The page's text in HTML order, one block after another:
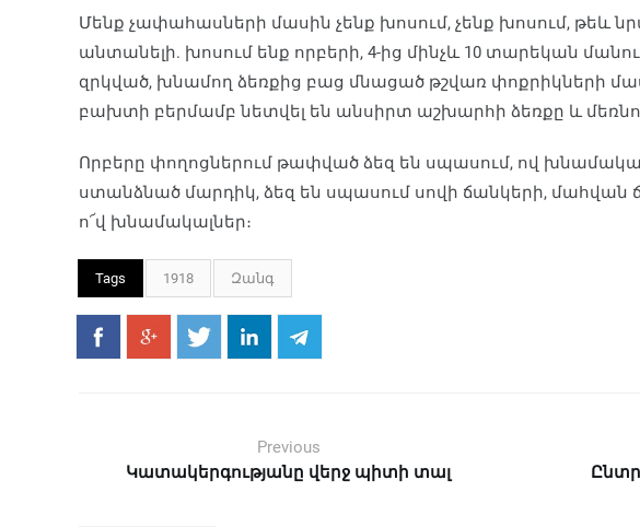
Մենք չափահասների մասին չենք խոսում, չենք խոսում, թեև
անտանելի. խոսում ենք որբերի, 4-ից մինչև 10 տարեկան
զրկված, խնամող ձեռքից բաց մնացած թշվառ փոքրիկների
բախտի բերմամբ նետվել են անսիրտ աշխարհի ձեռքը և
Որբերը փողոցներում թափված ձեզ են սպասում, ով
ստանձնած մարդիկ, ձեզ են սպասում սովի ճանկերի, մահվան
ո՜վ խնամակալներ։
Tags 1918 Զանգ
Previous
Կատակերգությանը վերջ պիտի տալ